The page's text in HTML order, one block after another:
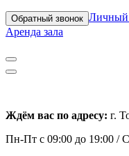
Обратный звонок Личный
Аренда зала
Ждём вас по адресу: г.
Пн-Пт с 09:00 до 19:00 /